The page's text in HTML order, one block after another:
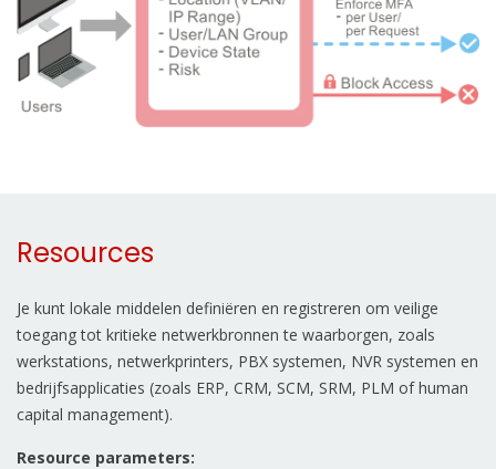
Resources
Je kunt lokale middelen definiëren en registreren om veilige
toegang tot kritieke netwerkbronnen te waarborgen, zoals
werkstations, netwerkprinters, PBX systemen, NVR systemen en
bedrijfsapplicaties (zoals ERP, CRM, SCM, SRM, PLM of human
capital management).
Resource parameters: